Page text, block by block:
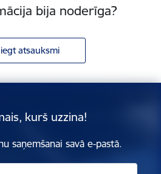
bija noderīga?
atsauksmi
kurš uzzina!
saņemšanai savā e-pastā.